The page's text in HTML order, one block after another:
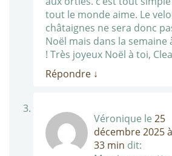
tout le monde aime. Le
châtaignes ne sera donc
Noël mais dans la semaine
! Très joyeux Noël à toi,
Répondre ↓
Véronique le 25
décembre 2025
33 min dit: